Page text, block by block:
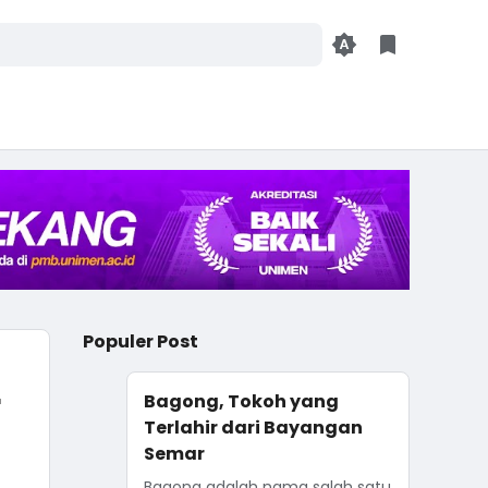
Populer Post
Bagong, Tokoh yang
Terlahir dari Bayangan
Semar